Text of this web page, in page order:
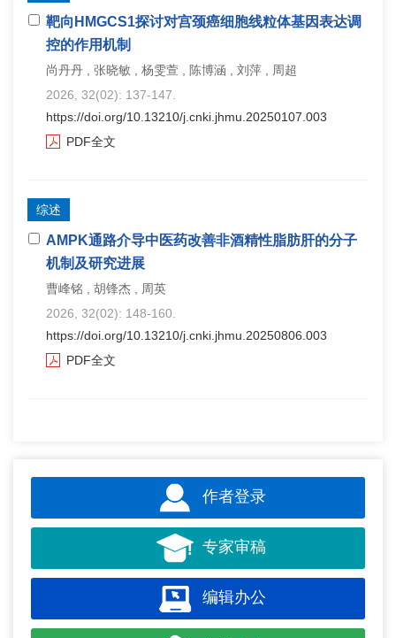
靶向HMGCS1探讨对宫颈癌细胞线粒体基因表达调
控的作用机制
尚丹丹 , 张晓敏 , 杨雯萱 , 陈博涵 , 刘萍 , 周超
2026, 32(02): 137-147.
https://doi.org/10.13210/j.cnki.jhmu.20250107.003
PDF全文
综述
AMPK通路介导中医药改善非酒精性脂肪肝的分子
机制及研究进展
曹峰铭 , 胡锋杰 , 周英
2026, 32(02): 148-160.
https://doi.org/10.13210/j.cnki.jhmu.20250806.003
PDF全文
作者登录
专家审稿
编辑办公